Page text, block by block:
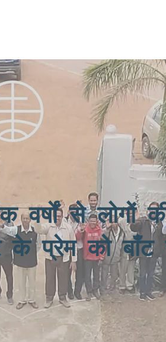
से लोगों
के प्रेम को बाँट